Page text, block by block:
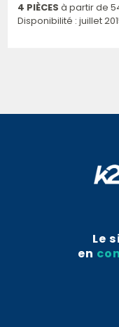
4 PIÈCES à partir de
Disponibilité : juillet
Le
en